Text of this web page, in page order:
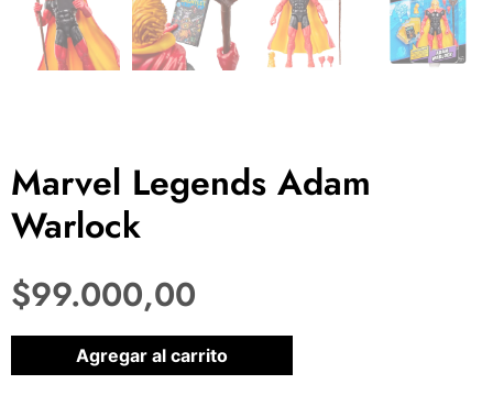
Marvel Legends Adam
Warlock
$99.000,00
1 disponibles
Agregar al carrito